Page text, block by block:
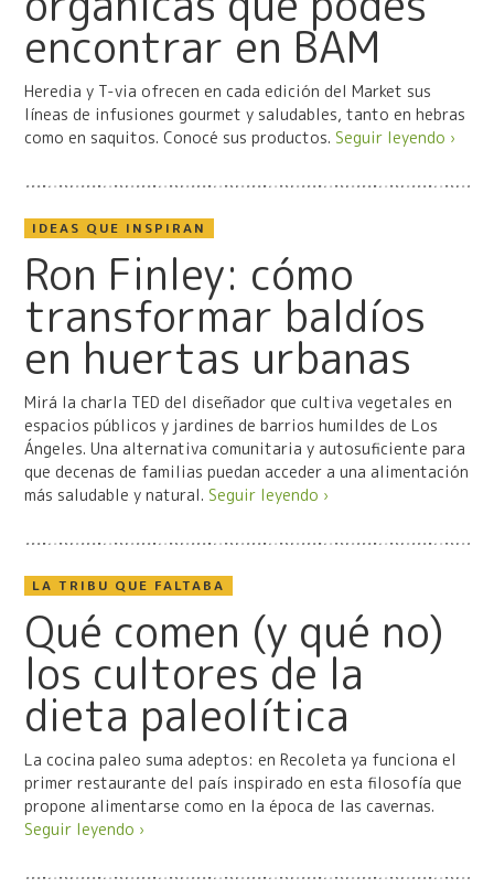
encontrar en BAM
Heredia y T-via ofrecen en cada edición del Market sus
líneas de infusiones gourmet y saludables, tanto en hebras
como en saquitos. Conocé sus productos. Seguir leyendo ›
IDEAS QUE INSPIRAN
Ron Finley: cómo
transformar baldíos
en huertas urbanas
Mirá la charla TED del diseñador que cultiva vegetales en
espacios públicos y jardines de barrios humildes de Los
Ángeles. Una alternativa comunitaria y autosuficiente para
que decenas de familias puedan acceder a una alimentación
más saludable y natural. Seguir leyendo ›
LA TRIBU QUE FALTABA
Qué comen (y qué no)
los cultores de la
dieta paleolítica
La cocina paleo suma adeptos: en Recoleta ya funciona el
primer restaurante del país inspirado en esta filosofía que
propone alimentarse como en la época de las cavernas.
Seguir leyendo ›